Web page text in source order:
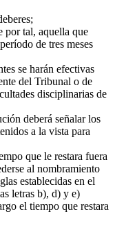
por tal, aquella que
de tres meses
se harán efectivas
del Tribunal o de
disciplinarias de
deberá señalar los
a la vista para
que le restara fuera
al nombramiento
establecidas en el
letras b), d) y e)
el tiempo que restara